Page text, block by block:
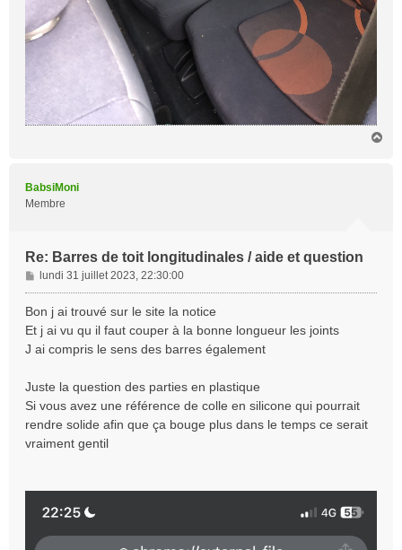
BabsiMoni
Membre
Re: Barres de toit longitudinales / aide et question
M
e
s
a
g
lundi 31 juillet 2023, 22:30:00
Bon j ai trouvé sur le site la notice
Et j ai vu qu il faut couper à la bonne longueur les joints
J ai compris le sens des barres également
Juste la question des parties en plastique
Si vous avez une référence de colle en silicone qui pourrait
rendre solide afin que ça bouge plus dans le temps ce serait
vraiment gentil